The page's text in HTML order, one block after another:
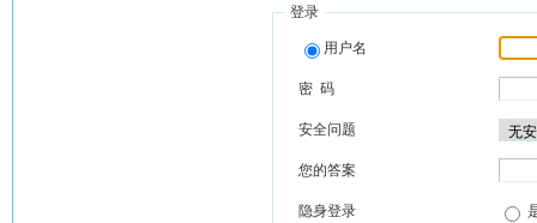
登录
用户名
密 码
安全问题
您的答案
隐身登录